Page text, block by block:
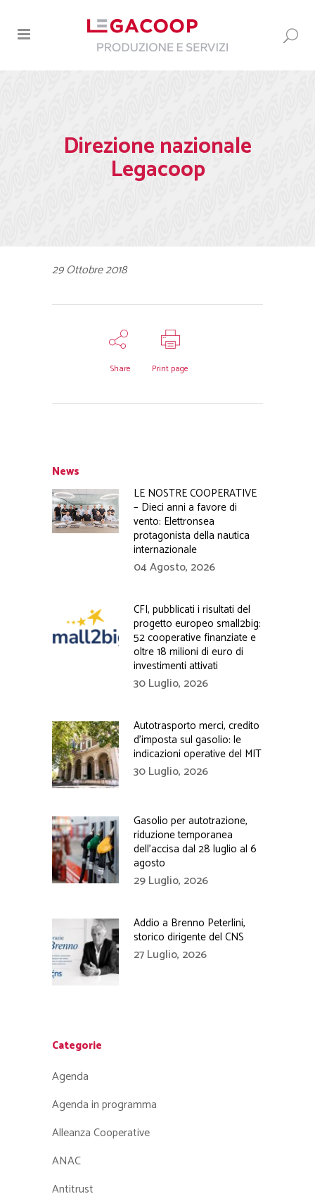
Direzione nazionale
Legacoop
29 Ottobre 2018
Share Print page
News
LE NOSTRE COOPERATIVE
– Dieci anni a favore di
vento: Elettronsea
protagonista della nautica
internazionale
04 Agosto, 2026
CFI, pubblicati i risultati del
progetto europeo small2big:
52 cooperative finanziate e
oltre 18 milioni di euro di
investimenti attivati
30 Luglio, 2026
Autotrasporto merci, credito
d’imposta sul gasolio: le
indicazioni operative del MIT
30 Luglio, 2026
Gasolio per autotrazione,
riduzione temporanea
dell’accisa dal 28 luglio al 6
agosto
29 Luglio, 2026
Addio a Brenno Peterlini,
storico dirigente del CNS
27 Luglio, 2026
Categorie
Agenda
Agenda in programma
Alleanza Cooperative
ANAC
Antitrust